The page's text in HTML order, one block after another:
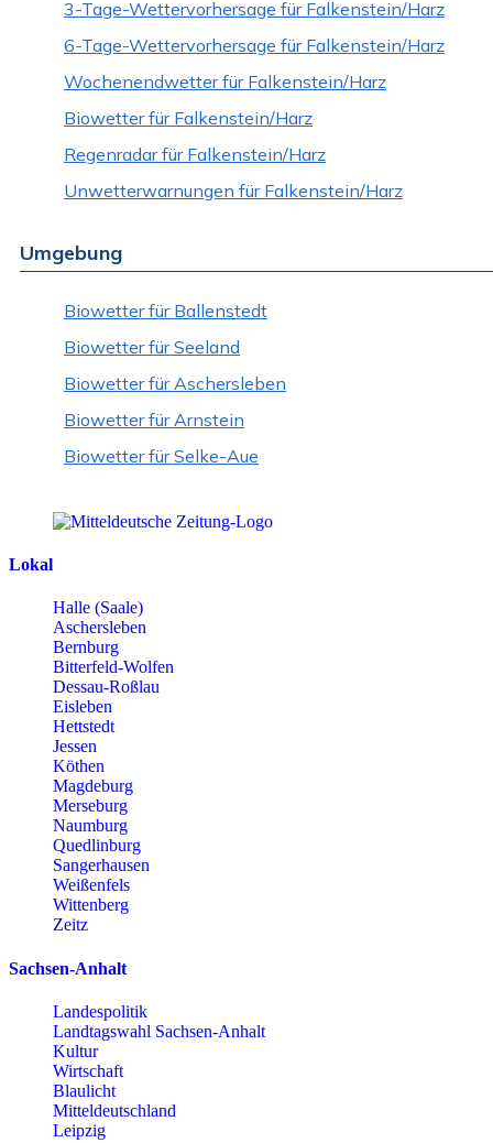
3-Tage-Wettervorhersage für Falkenstein/Harz
6-Tage-Wettervorhersage für Falkenstein/Harz
Wochenendwetter für Falkenstein/Harz
Biowetter für Falkenstein/Harz
Regenradar für Falkenstein/Harz
Unwetterwarnungen für Falkenstein/Harz
Umgebung
Biowetter für Ballenstedt
Biowetter für Seeland
Biowetter für Aschersleben
Biowetter für Arnstein
Biowetter für Selke-Aue
Lokal
Halle (Saale)
Aschersleben
Bernburg
Bitterfeld-Wolfen
Dessau-Roßlau
Eisleben
Hettstedt
Jessen
Köthen
Magdeburg
Merseburg
Naumburg
Quedlinburg
Sangerhausen
Weißenfels
Wittenberg
Zeitz
Sachsen-Anhalt
Landespolitik
Landtagswahl Sachsen-Anhalt
Kultur
Wirtschaft
Blaulicht
Mitteldeutschland
Leipzig